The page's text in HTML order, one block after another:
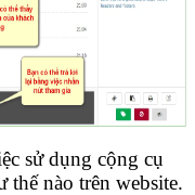
sử dụng cộng cụ
thế nào trên website.